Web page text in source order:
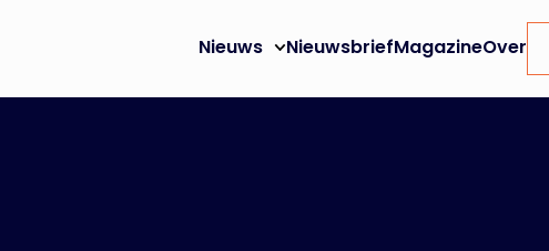
Nieuws NieuwsbriefMagazineOver